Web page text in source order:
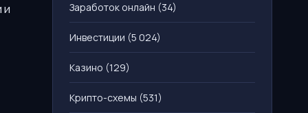
и Заработок онлайн (34)
Инвестиции (5 024)
Казино (129)
Крипто-схемы (531)